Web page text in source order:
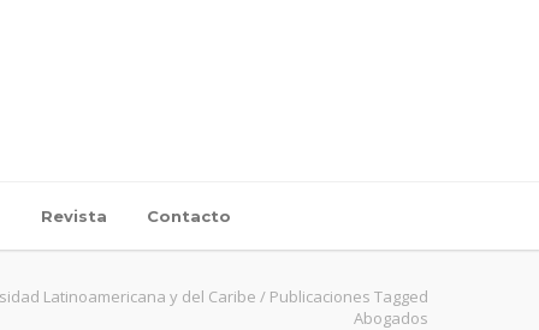
Revista Contacto
Latinoamericana y del Caribe / Publicaciones Tagged
Abogados